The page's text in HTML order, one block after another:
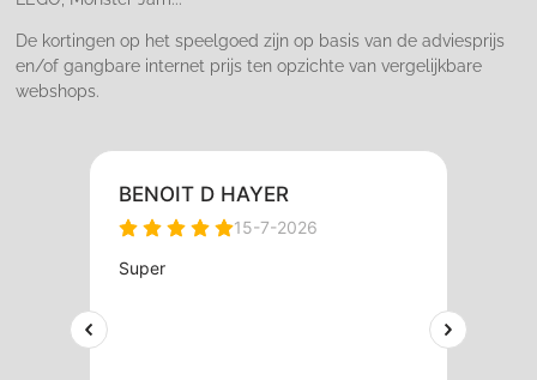
De kortingen op het speelgoed zijn op basis van de adviesprijs
en/of gangbare internet prijs ten opzichte van vergelijkbare
webshops.